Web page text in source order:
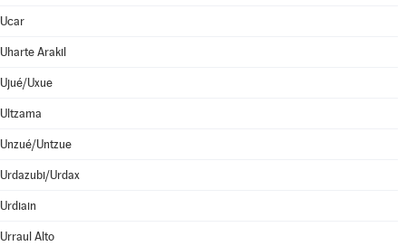
Ucar
Uharte Arakil
Ujué/Uxue
Ultzama
Unzué/Untzue
Urdazubi/Urdax
Urdiain
Urraul Alto